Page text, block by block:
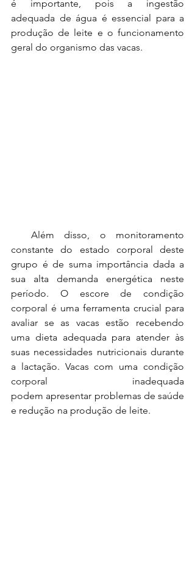
é
importante, pois a ingestão
adequada de água é essencial para a
produção de leite e o funcionamento
geral do organismo das vacas.
Além disso, o monitoramento
constante do estado corporal deste
grupo é de suma importância dada a
sua alta demanda energética neste
período. O escore de
condição
corporal é uma ferramenta crucial para
avaliar se as vacas estão
recebendo
uma dieta adequada para atender às
suas necessidades nutricionais durante
a lactação. Vacas com uma condição
corporal inadequada
podem apresentar problemas de saúde
e redução na produção de leite.